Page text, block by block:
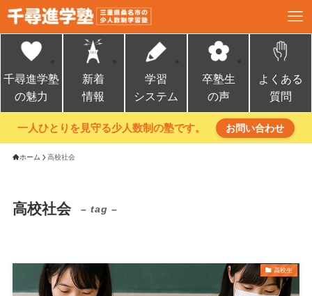
千尋進学塾
の魅力
新着
情報
学習
システム
卒塾生
の声
よくある
質問
一人ひとりを見守る少人数制の塾です。 お問い合わせ
ホーム 高校社会
高校社会 – tag –
高校生